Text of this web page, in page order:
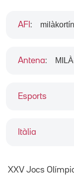
Esports
Itàlia
AFI :
Antena:
XXV Jocs